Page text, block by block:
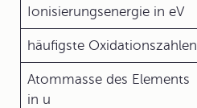
Ionisierungsenergie in eV
häufigste Oxidationszahlen
Atommasse des Elements
in u